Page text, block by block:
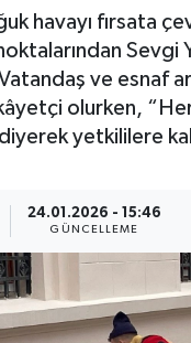
havayı fırsata
Sevgi
ve esnaf
olurken,
yetkililere
24.01.2026 - 15:46
GÜNCELLEME
Haberleri